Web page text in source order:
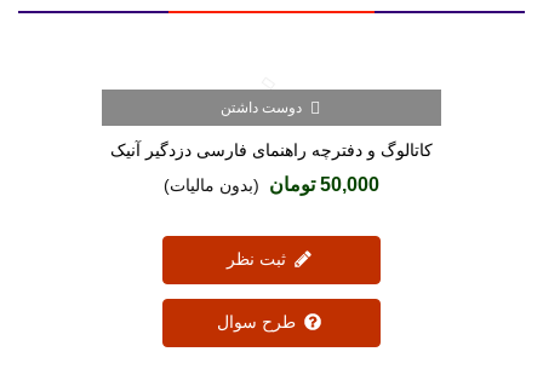
دوست داشتن
کاتالوگ و دفترچه راهنمای فارسی دزدگیر آنیک
ANIK A570
50,000 تومان (بدون مالیات)
ثبت نظر
طرح سوال